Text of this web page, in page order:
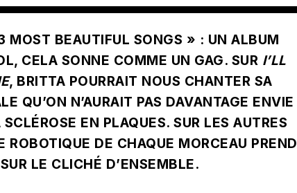
MOST BEAUTIFUL SONGS » : UN ALBUM
CELA SONNE COMME UN GAG. SUR I’LL
, BRITTA POURRAIT NOUS CHANTER SA
QU’ON N’AURAIT PAS DAVANTAGE ENVIE
EN PLAQUES. SUR LES AUTRES
ROBOTIQUE DE CHAQUE MORCEAU PREND
LE CLICHÉ D’ENSEMBLE.